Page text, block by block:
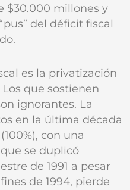
$30.000 millones y
del déficit fiscal
es la privatización
que sostienen
ignorantes. La
en la última década
con una
se duplicó
de 1991 a pesar
de 1994, pierde